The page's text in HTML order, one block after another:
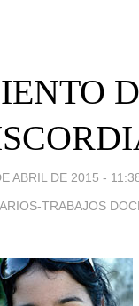
ABRIL DE 2015 -
TRABAJOS